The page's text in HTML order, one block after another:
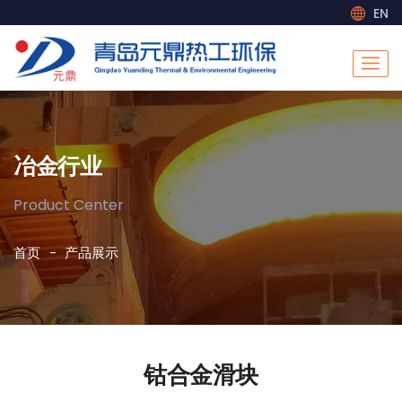
EN
冶金行业
Product Center
首页 产品展示
钴合金滑块